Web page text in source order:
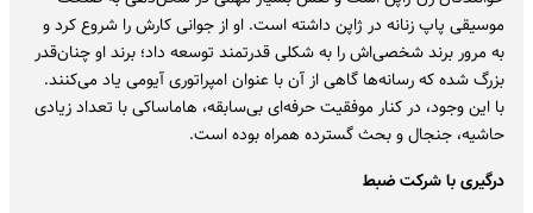
موسیقی پاپ زنانه در ژاپن داشته است. او از جوانی کارش را شروع کرد و
به مرور برند شخصی‌اش را به شکلی قدرتمند توسعه داد؛ برند او چنان‌قدر
بزرگ شده که رسانه‌ها گاهی از آن با عنوان امپراتوری آیومی یاد می‌کنند.
با این وجود، در کنار موفقیت حرفه‌ای بی‌سابقه، هاماساکی با تعداد زیادی
حاشیه، جنجال و بحث گسترده همراه بوده است.
درگیری با شرکت ضبط